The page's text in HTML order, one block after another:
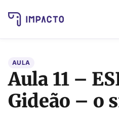
AULA
Aula 11 –
Gideão – o